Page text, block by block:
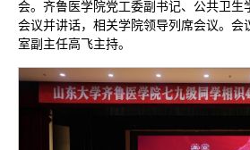
会。齐鲁医学院党工委副书记、公共卫生
会议并讲话，相关学院领导列席会议。会
室副主任高飞主持。